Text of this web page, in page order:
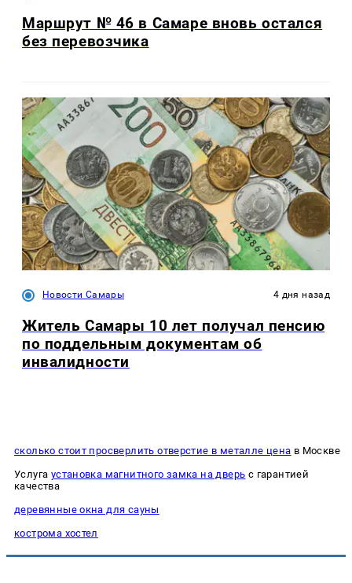
Маршрут № 46 в Самаре вновь остался
без перевозчика
Новости Самары 4 дня назад
Житель Самары 10 лет получал пенсию
по поддельным документам об
инвалидности
сколько стоит просверлить отверстие в металле цена в Москве
Услуга установка магнитного замка на дверь с гарантией
качества
деревянные окна для сауны
кострома хостел